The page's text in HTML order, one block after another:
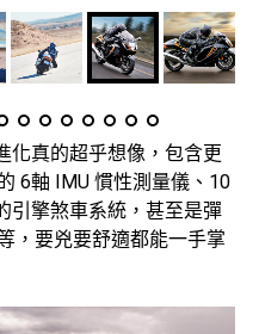
化真的超乎想像，包含更
6軸 IMU 慣性測量儀、10
引擎煞車系統，甚至是彈
，要兇要舒適都能一手掌